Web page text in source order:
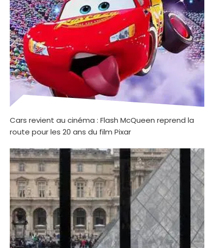
Cars revient au cinéma : Flash McQueen reprend la
route pour les 20 ans du film Pixar